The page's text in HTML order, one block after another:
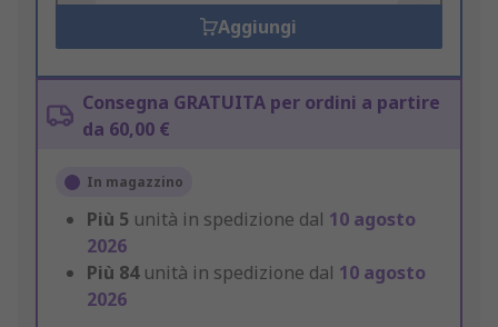
Aggiungi
Consegna GRATUITA per ordini a partire
da 60,00 €
In magazzino
Più 5 unità in spedizione dal 10 agosto
2026
Più 84 unità in spedizione dal 10 agosto
2026